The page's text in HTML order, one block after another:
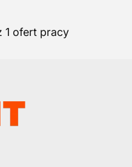
1 ofert pracy